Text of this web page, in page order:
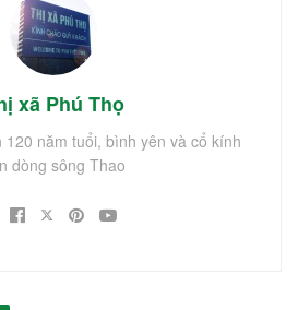
xã Phú Thọ
năm tuổi, bình yên và cổ kính
dòng sông Thao